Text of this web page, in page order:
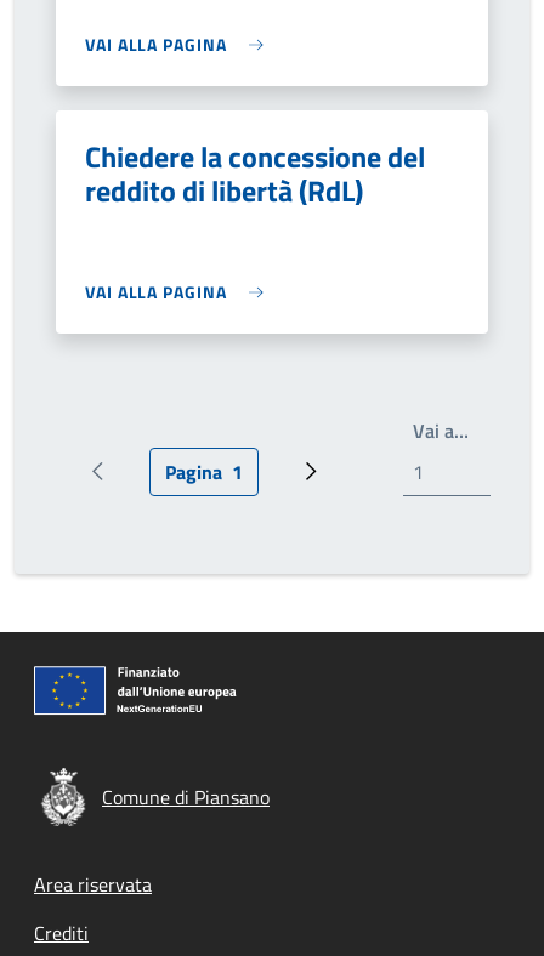
VAI ALLA PAGINA
Chiedere la concessione del
reddito di libertà (RdL)
VAI ALLA PAGINA
Pagina precedentePagina attuale
Pagina 1 Prossima pagina
Vai a…
Comune di Piansano
Footer menu
Area riservata
Crediti